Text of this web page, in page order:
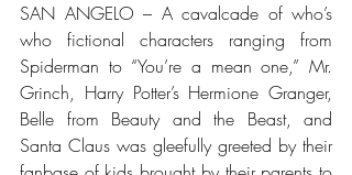
SAN ANGELO – A cavalcade of who’s
who fictional characters ranging from
Spiderman to “You’re a mean one,” Mr.
Grinch, Harry Potter’s Hermione Granger,
Belle from Beauty and the Beast, and
Santa Claus was gleefully greeted by their